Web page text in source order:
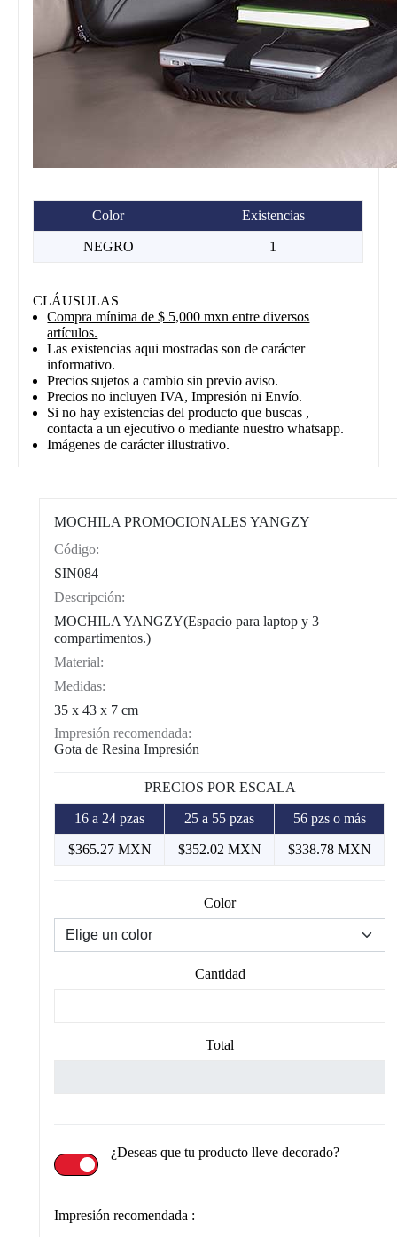
Color Existencias
NEGRO 1
CLÁUSULAS
Compra mínima de $ 5,000 mxn entre diversos
artículos.
Las existencias aqui mostradas son de carácter
informativo.
Precios sujetos a cambio sin previo aviso.
Precios no incluyen IVA, Impresión ni Envío.
Si no hay existencias del producto que buscas ,
contacta a un ejecutivo o mediante nuestro whatsapp.
Imágenes de carácter illustrativo.
MOCHILA PROMOCIONALES YANGZY
Código:
SIN084
Descripción:
MOCHILA YANGZY(Espacio para laptop y 3
compartimentos.)
Material:
Medidas:
35 x 43 x 7 cm
Impresión recomendada:
Gota de Resina Impresión
PRECIOS POR ESCALA
16 a 24 pzas 25 a 55 pzas 56 pzs o más
$365.27 MXN $352.02 MXN $338.78 MXN
Color
Cantidad
Total
¿Deseas que tu producto lleve decorado?
Impresión recomendada :